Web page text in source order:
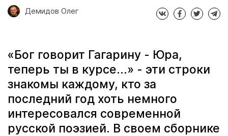
Демидов Олег
«Бог говорит Гагарину - Юра,
теперь ты в курсе...» - эти строки
знакомы каждому, кто за
последний год хоть немного
интересовался современной
русской поэзией. В своем сборнике